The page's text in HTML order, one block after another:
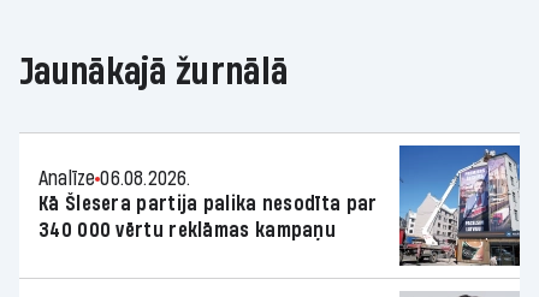
Jaunākajā žurnālā
Analīze 06.08.2026.
Kā Šlesera partija palika nesodīta par
340 000 vērtu reklāmas kampaņu